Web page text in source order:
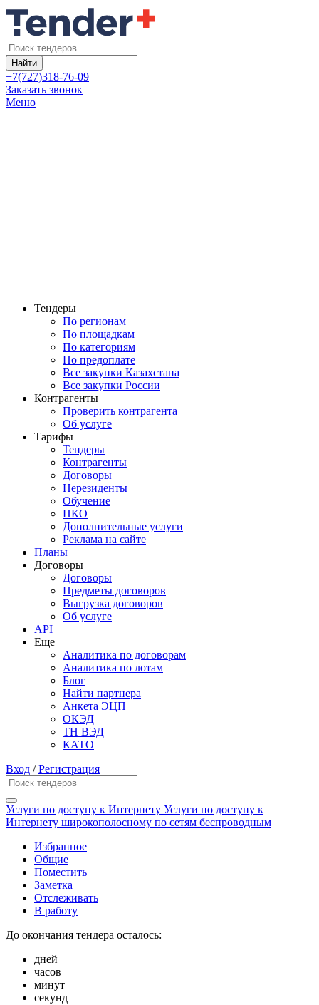
Найти
+7(727)318-76-09
Заказать звонок
Меню
Тендеры
По регионам
По площадкам
По категориям
По предоплате
Все закупки Казахстана
Все закупки России
Контрагенты
Проверить контрагента
Об услуге
Тарифы
Тендеры
Контрагенты
Договоры
Нерезиденты
Обучение
ПКО
Дополнительные услуги
Реклама на сайте
Планы
Договоры
Договоры
Предметы договоров
Выгрузка договоров
Об услуге
API
Еще
Аналитика по договорам
Аналитика по лотам
Блог
Найти партнера
Анкета ЭЦП
ОКЭД
ТН ВЭД
КАТО
Вход /Регистрация
Услуги по доступу к Интернету Услуги по доступу к
Интернету широкополосному по сетям беспроводным
Избранное
Общие
Поместить
Заметка
Отслеживать
В работу
До окончания тендера осталось:
дней
часов
минут
секунд